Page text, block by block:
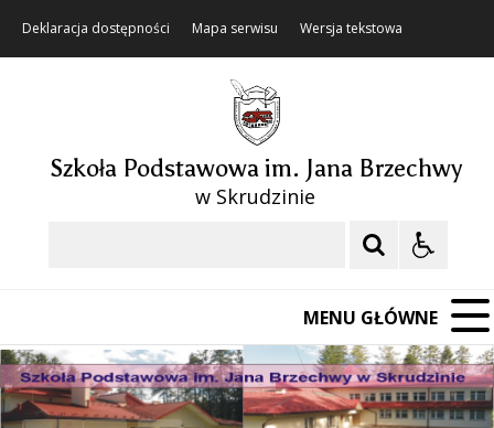
Deklaracja dostępności Mapa serwisu Wersja tekstowa
Szkoła Podstawowa im. Jana Brzechwy
w Skrudzinie
MENU GŁÓWNE